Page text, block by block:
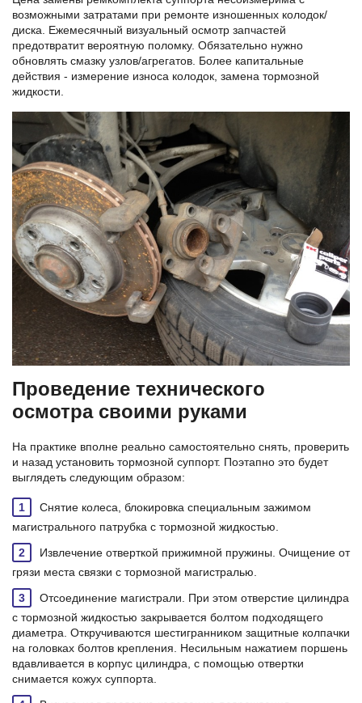
возможными затратами при ремонте изношенных колодок/
диска. Ежемесячный визуальный осмотр запчастей
предотвратит вероятную поломку. Обязательно нужно
обновлять смазку узлов/агрегатов. Более капитальные
действия - измерение износа колодок, замена тормозной
жидкости.
Проведение технического
осмотра своими руками
На практике вполне реально самостоятельно снять, проверить
и назад установить тормозной суппорт. Поэтапно это будет
выглядеть следующим образом:
Снятие колеса, блокировка специальным зажимом
магистрального патрубка с тормозной жидкостью.
Извлечение отверткой прижимной пружины. Очищение от
грязи места связки с тормозной магистралью.
Отсоединение магистрали. При этом отверстие цилиндра
с тормозной жидкостью закрывается болтом подходящего
диаметра. Откручиваются шестигранником защитные колпачки
на головках болтов крепления. Несильным нажатием поршень
вдавливается в корпус цилиндра, с помощью отвертки
снимается кожух суппорта.